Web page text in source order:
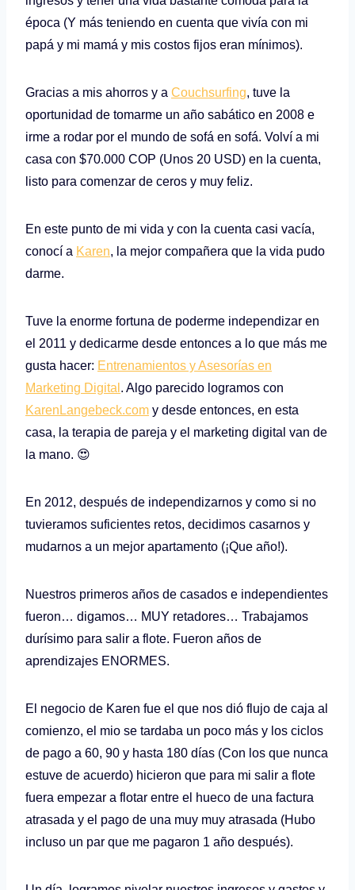
época (Y más teniendo en cuenta que vivía con mi
papá y mi mamá y mis costos fijos eran mínimos).
Gracias a mis ahorros y a Couchsurfing, tuve la
oportunidad de tomarme un año sabático en 2008 e
irme a rodar por el mundo de sofá en sofá. Volví a mi
casa con $70.000 COP (Unos 20 USD) en la cuenta,
listo para comenzar de ceros y muy feliz.
En este punto de mi vida y con la cuenta casi vacía,
conocí a Karen, la mejor compañera que la vida pudo
darme.
Tuve la enorme fortuna de poderme independizar en
el 2011 y dedicarme desde entonces a lo que más me
gusta hacer: Entrenamientos y Asesorías en
Marketing Digital . Algo parecido logramos con
KarenLangebeck.com y desde entonces, en esta
casa, la terapia de pareja y el marketing digital van de
la mano. 😍
En 2012, después de independizarnos y como si no
tuvieramos suficientes retos, decidimos casarnos y
mudarnos a un mejor apartamento (¡Que año!).
Nuestros primeros años de casados e independientes
fueron… digamos… MUY retadores… Trabajamos
durísimo para salir a flote. Fueron años de
aprendizajes ENORMES.
El negocio de Karen fue el que nos dió flujo de caja al
comienzo, el mio se tardaba un poco más y los ciclos
de pago a 60, 90 y hasta 180 días (Con los que nunca
estuve de acuerdo) hicieron que para mi salir a flote
fuera empezar a flotar entre el hueco de una factura
atrasada y el pago de una muy muy atrasada (Hubo
incluso un par que me pagaron 1 año después).